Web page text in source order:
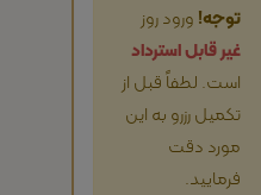
توجه!ورود روز
غیر قابل استرداد
است. لطفاً قبل از
تکمیل رزرو به این
مورد دقت
فرمایید.